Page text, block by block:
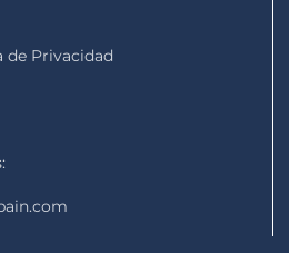
de Privacidad